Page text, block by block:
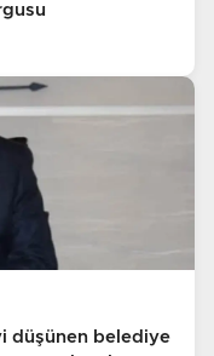
düşünen belediye